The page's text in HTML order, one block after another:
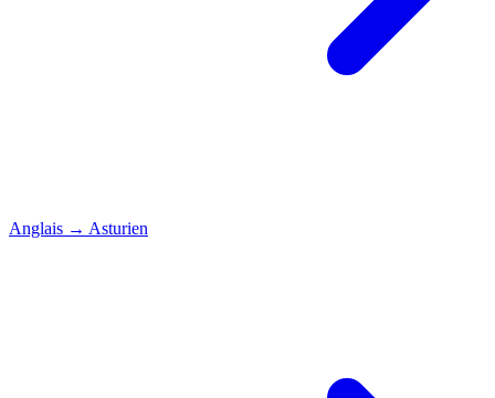
Anglais → Asturien